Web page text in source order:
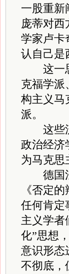
一股重新
庞蒂对西
学家卢卡
认自己是
这一思
克福学派
构主义马
派。
这些流
政治经济
为马克思
德国法
《否定
任何肯定
主义学者
化”思想
意识形态
不彻底，